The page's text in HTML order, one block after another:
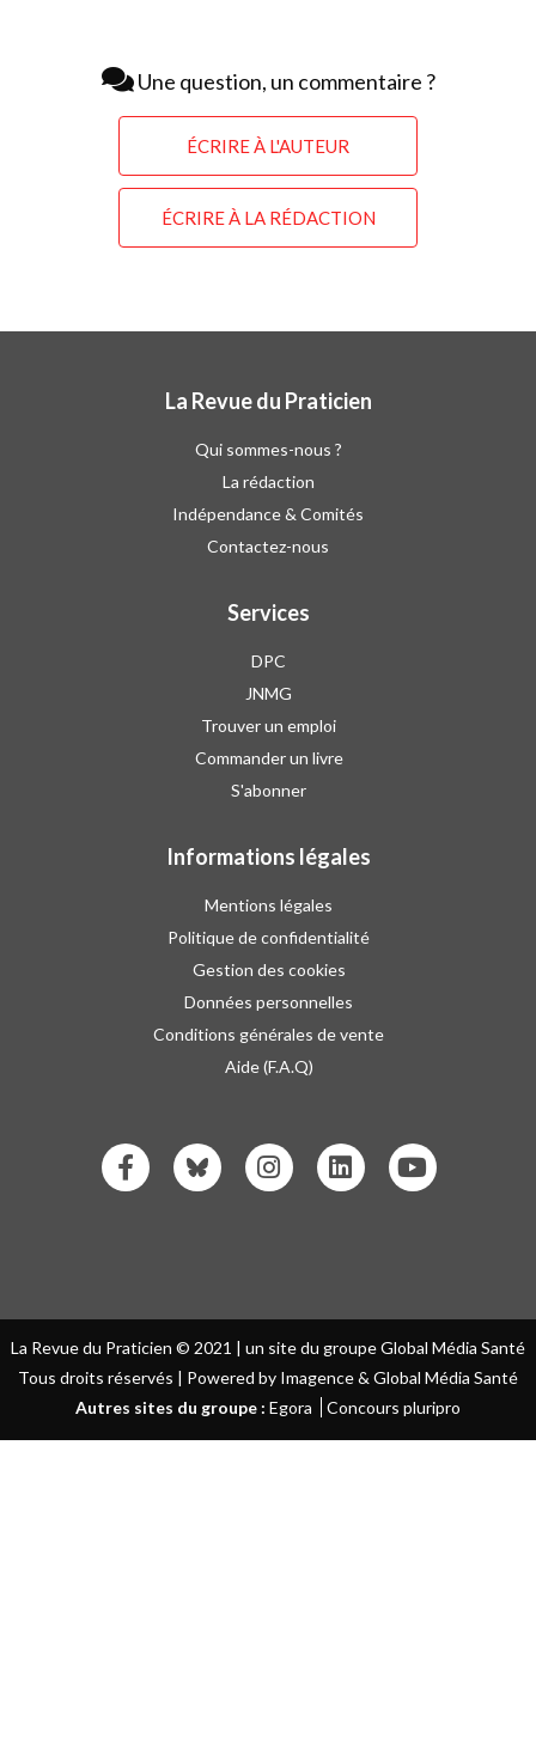
Une question, un commentaire ?
ÉCRIRE À L'AUTEUR
ÉCRIRE À LA RÉDACTION
La Revue du Praticien
Qui sommes-nous ?
La rédaction
Indépendance & Comités
Contactez-nous
Services
DPC
JNMG
Trouver un emploi
Commander un livre
S'abonner
Informations légales
Mentions légales
Politique de confidentialité
Gestion des cookies
Données personnelles
Conditions générales de vente
Aide (F.A.Q)
La Revue du Praticien © 2021 | un site du groupe Global Média Santé
Tous droits réservés | Powered by Imagence & Global Média Santé
Autres sites du groupe : Egora Concours pluripro